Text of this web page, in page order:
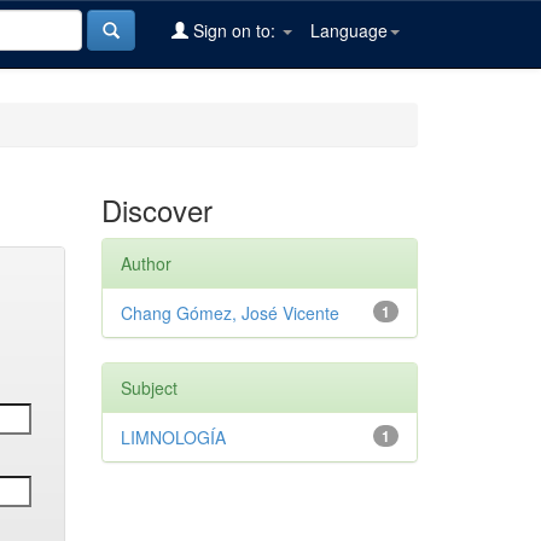
Language
Sign on to:
Discover
Author
1
Chang Gómez, José Vicente
Subject
1
LIMNOLOGÍA